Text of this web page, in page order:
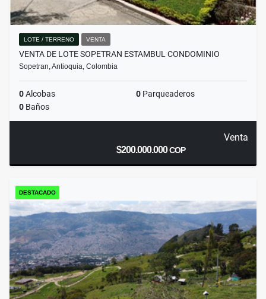
LOTE / TERRENO VENTA
VENTA DE LOTE SOPETRAN ESTAMBUL CONDOMINIO
Sopetran, Antioquia, Colombia
0Alcobas 0 Parqueaderos
0 Baños
Venta
$200.000.000COP
DESTACADO